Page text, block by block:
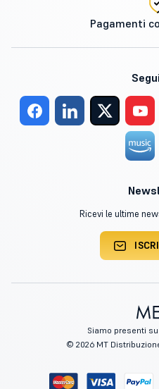
Pagamenti
Ricevi le ultime
© 2026 MT Distribuzione
Siamo presenti